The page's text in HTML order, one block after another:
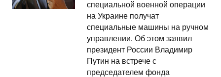
специальной военной операции
на Украине получат
специальные машины на ручном
управлении. Об этом заявил
президент России Владимир
Путин на встрече с
председателем фонда